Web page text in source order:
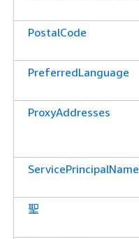
PostalCode
PreferredLanguage
ProxyAddresses
ServicePrincipalName
聖